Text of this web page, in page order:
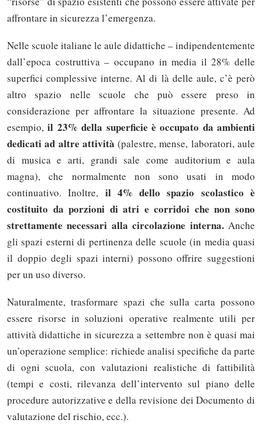
affrontare in sicurezza l’emergenza.
Nelle scuole italiane le aule didattiche – indipendentemente
dall’epoca costruttiva – occupano in media il 28% delle
superfici complessive interne. Al di là delle aule, c’è però
altro spazio nelle scuole che può essere preso in
considerazione per affrontare la situazione presente. Ad
esempio,il 23% della superficie è occupato da ambienti
dedicati ad altre attività (palestre, mense, laboratori, aule
di musica e arti, grandi sale come auditorium e aula
magna), che normalmente non sono usati in modo
continuativo. Inoltre, il 4% dello spazio scolastico è
costituito da porzioni di atri e corridoi che non sono
strettamente necessari alla circolazione interna.Anche
gli spazi esterni di pertinenza delle scuole (in media quasi
il doppio degli spazi interni) possono offrire suggestioni
per un uso diverso.
Naturalmente, trasformare spazi che sulla carta possono
essere risorse in soluzioni operative realmente utili per
attività didattiche in sicurezza a settembre non è quasi mai
un’operazione semplice: richiede analisi specifiche da parte
di ogni scuola, con valutazioni realistiche di fattibilità
(tempi e costi, rilevanza dell’intervento sul piano delle
procedure autorizzative e della revisione dei Documento di
valutazione del rischio, ecc.).